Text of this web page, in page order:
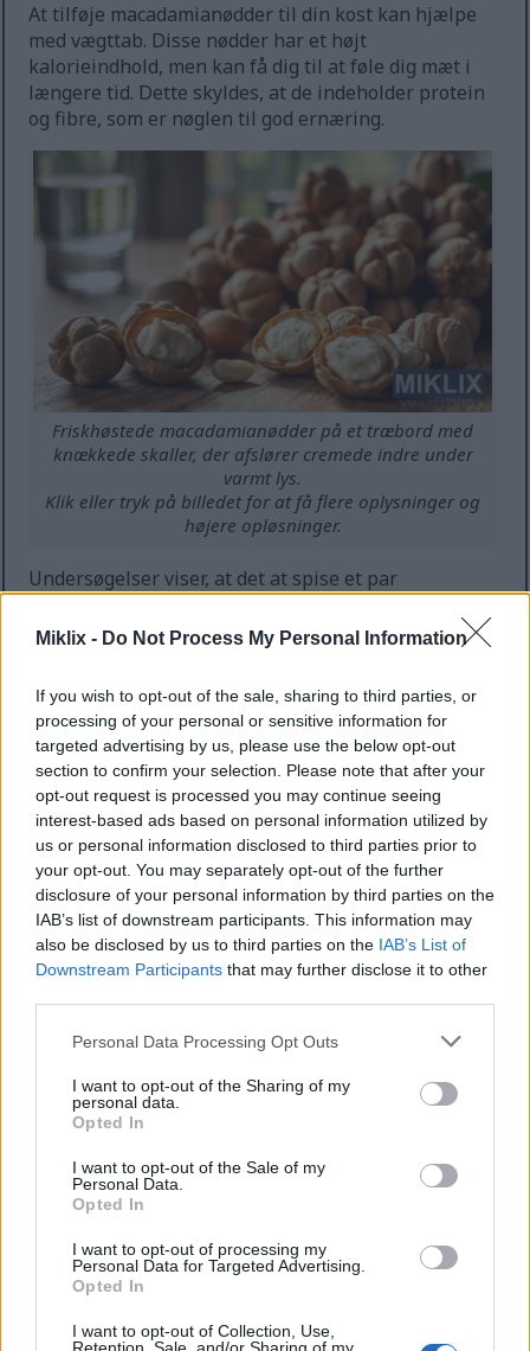
Miklix - Do Not Process My Personal Information
If you wish to opt-out of the sale, sharing to third parties, or
processing of your personal or sensitive information for
targeted advertising by us, please use the below opt-out
section to confirm your selection. Please note that after your
opt-out request is processed you may continue seeing
interest-based ads based on personal information utilized by
us or personal information disclosed to third parties prior to
your opt-out. You may separately opt-out of the further
disclosure of your personal information by third parties on the
IAB’s list of downstream participants. This information may
also be disclosed by us to third parties on the IAB’s List of
Downstream Participants that may further disclose it to other
Please note that this website/app uses one or more Google
not limited to your visit or usage behaviour. You may click to
grant or deny consent to Google and its third-party tags to
use your data for below specified purposes in below Google
consent section.
Personal Data Processing Opt Outs
I want to opt-out of the Sharing of my
personal data.
Opted In
I want to opt-out of the Sale of my
Personal Data.
Opted In
I want to opt-out of processing my
Personal Data for Targeted Advertising.
Opted In
I want to opt-out of Collection, Use,
At tilføje macadamianødder til din kost kan hjælpe
med vægttab. Disse nødder har et højt
kalorieindhold, men kan få dig til at føle dig mæt i
længere tid. Dette skyldes, at de indeholder protein
og fibre, som er nøglen til god ernæring.
Friskhøstede macadamianødder på et træbord med
knækkede skaller, der afslører cremede indre under
varmt lys.
Klik eller tryk på billedet for at få flere oplysninger og
højere opløsninger.
Undersøgelser viser, at det at spise et par
vægtkontrol. Mange mennesker er ikke klar over,
hvor mange kalorier de indeholder. Men de kan være
sult.
Her er et par grunde til, hvorfor macadamianødder
er gode til vægttab:
De har sunde fedtstoffer, der hjælper dig med
at føle dig mæt.
De er en god kilde til fibre, som hæmmer
fordøjelsen og holder dig mæt.
De er nemme at tilsætte til mange forskellige
måltider.
At vælge macadamianødder kan hjælpe dig med at
skridt mod en sundere kost.
Forbedring af tarmsundhed
Macadamianødder er gode for din tarmsundhed. De
fordøjelsessystem. Disse fibre nærer de gode
bakterier i din tarm.
Denne fiber hjælper også med at danne kortkædede